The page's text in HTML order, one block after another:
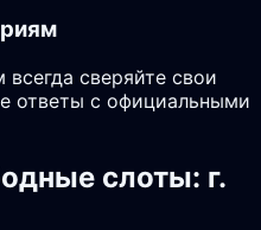
сверяйте свои
ответы с официальными
слоты: г.